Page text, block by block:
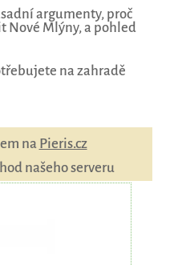
argumenty, proč
Nové Mlýny, a pohled
na zahradě
na Pieris.cz
našeho serveru